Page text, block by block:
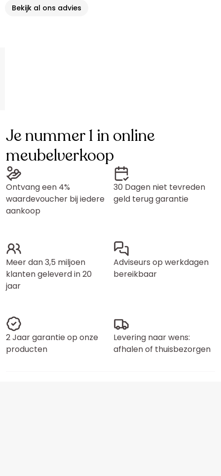
Bekijk al ons advies
Je nummer 1 in online
meubelverkoop
Ontvang een 4%
waardevoucher bij iedere
aankoop
30 Dagen niet tevreden
geld terug garantie
Meer dan 3,5 miljoen
klanten geleverd in 20
jaar
Adviseurs op werkdagen
bereikbaar
2 Jaar garantie op onze
producten
Levering naar wens:
afhalen of thuisbezorgen